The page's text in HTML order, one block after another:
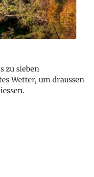
zu sieben
Wetter, um draussen